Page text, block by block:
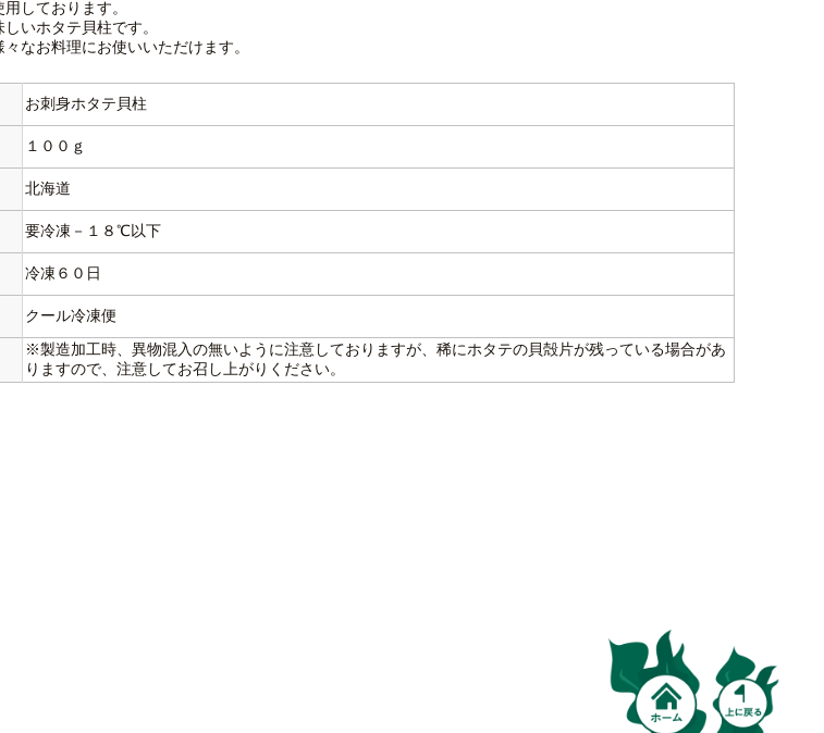
しております。
いホタテ貝柱です。
なお料理にお使いいただけます。
お刺身ホタテ貝柱
１００ｇ
北海道
要冷凍－１８℃以下
冷凍６０日
クール冷凍便
※製造加工時、異物混入の無いように注意しておりますが、稀にホタテの貝殻片が残っている場合があ
りますので、注意してお召し上がりください。